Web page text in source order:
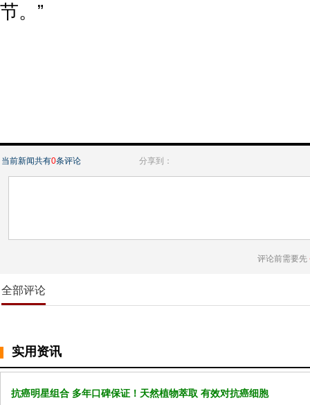
节。”
当前新闻共有0条评论 分享到：
评论前需要先
全部评论
实用资讯
抗癌明星组合 多年口碑保证！天然植物萃取 有效对抗癌细胞